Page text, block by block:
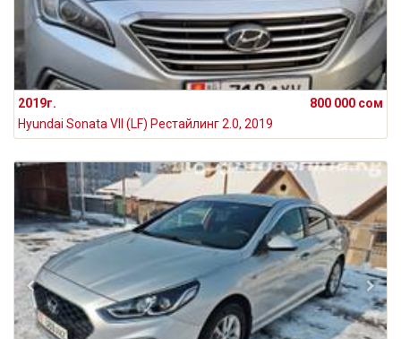
2019г.
800 000 сом
Hyundai Sonata VII (LF) Рестайлинг 2.0, 2019